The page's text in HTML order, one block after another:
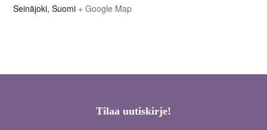
Seinäjoki, Suomi + Google Map
Tilaa uutiskirje!